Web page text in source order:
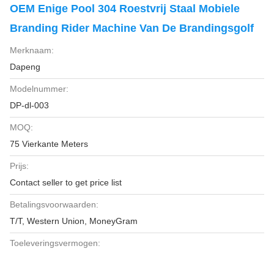
OEM Enige Pool 304 Roestvrij Staal Mobiele
Branding Rider Machine Van De Brandingsgolf
Merknaam:
Dapeng
Modelnummer:
DP-dl-003
MOQ:
75 Vierkante Meters
Prijs:
Contact seller to get price list
Betalingsvoorwaarden:
T/T, Western Union, MoneyGram
Toeleveringsvermogen: